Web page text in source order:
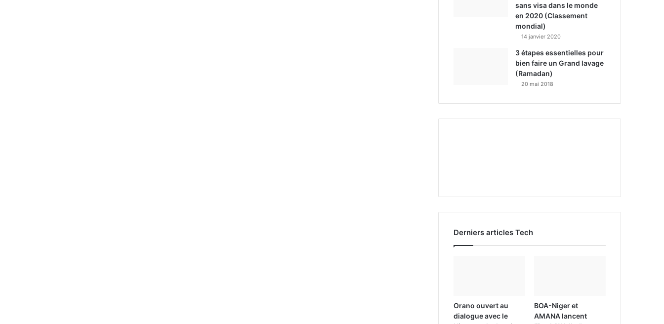
sans visa dans le monde
en 2020 (Classement
mondial)
14 janvier 2020
3 étapes essentielles pour
bien faire un Grand lavage
(Ramadan)
20 mai 2018
Derniers articles Tech
Orano ouvert au
dialogue avec le
BOA-Niger et
AMANA lancent